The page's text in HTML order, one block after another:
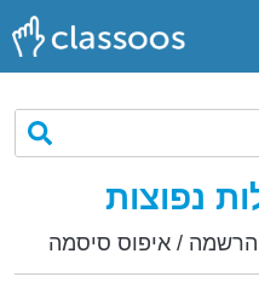
נפוצות
הרשמה / איפוס סיסמה